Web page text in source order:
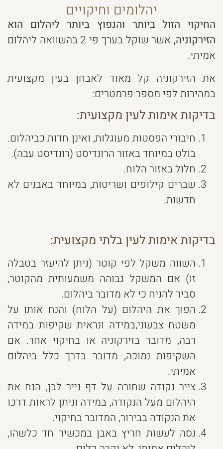
יהלומים וחיקויים
החיקוי הזול ביותר והנפוץ ביותר ליהלום הוא
הזירקוניה,
אשר שוקל בערך פי 2 בהשוואה ליהלום
אמיתי.
את הזירקוניה קל מאוד לאבחן בעין מקצועית
במהירות לפי מספר פרמטרים:
בדיקות אימות לעין מקצועית:
חיבורי הפסטות מעוגלות, ואינן חדות כביהלום.
בולט במיוחד באזור הרונדיסט (רונדיסט עבה).
חלול באזור הלוח.
שברים קילופים ושריטות, במיוחד באבנים לא
חדשות.
בדיקות אימות לעין בלתי מקצועית:
השווה משקל לפי קוטר (ניתן להיעזר בטבלה
זו) אם המשקל גבוהה משמעותית מהקוטר,
סביר להניח כי לא מדובר ביהלום.
הפוך את היהלום (על הלוח) והנח אותו על
משטח צבעוני,במידה ונראית שקיפות במידה
רבה, מדובר בזירקוניה או בחיקוי אחר. אם
השקיפות נמוכה, מדובר בדרך כלל ביהלום
אמיתי.
צייר נקודה שחורה על דף נייר לבן, הנח את
היהלום מעל הנקודה, במידה וניתן לראות דרכו
את הנקודה בבירור, המדובר בחיקוי.
נסה לעשות חריץ באבן במכשיר חד כלשהו,